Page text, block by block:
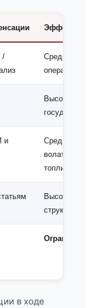
/
Средняя
Высокая
и
Средняя
топливо)
Высокая
структура)
в ходе